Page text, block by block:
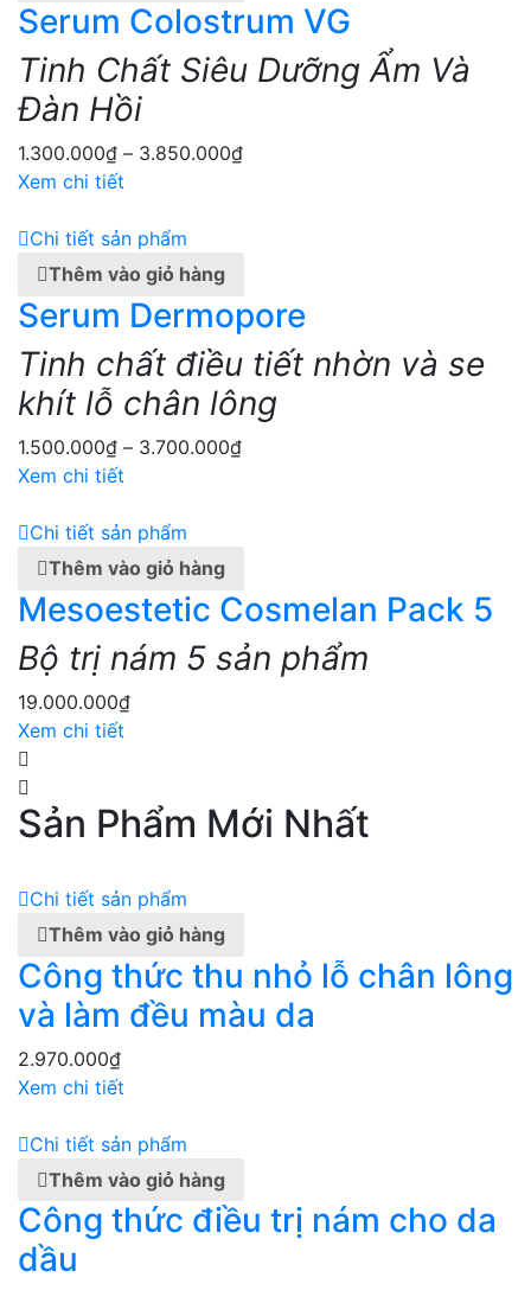
Serum Colostrum VG
Tinh Chất Siêu Dưỡng Ẩm Và
Đàn Hồi
1.300.000₫ – 3.850.000₫
Xem chi tiết
Chi tiết sản phẩm
Thêm vào giỏ hàng
Serum Dermopore
Tinh chất điều tiết nhờn và se
khít lỗ chân lông
1.500.000₫ – 3.700.000₫
Xem chi tiết
Chi tiết sản phẩm
Thêm vào giỏ hàng
Mesoestetic Cosmelan Pack 5
Bộ trị nám 5 sản phẩm
19.000.000₫
Xem chi tiết
Sản Phẩm Mới Nhất
Chi tiết sản phẩm
Thêm vào giỏ hàng
Công thức thu nhỏ lỗ chân lông
và làm đều màu da
2.970.000₫
Xem chi tiết
Chi tiết sản phẩm
Thêm vào giỏ hàng
Công thức điều trị nám cho da
dầu